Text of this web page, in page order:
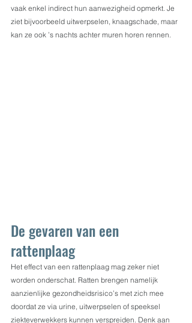
vaak enkel indirect hun aanwezigheid opmerkt. Je
ziet bijvoorbeeld uitwerpselen, knaagschade, maar
kan ze ook ’s nachts achter muren horen rennen.
De gevaren van een
rattenplaag
Het effect van een rattenplaag mag zeker niet
worden onderschat. Ratten brengen namelijk
aanzienlijke gezondheidsrisico’s met zich mee
doordat ze via urine, uitwerpselen of speeksel
ziekteverwekkers kunnen verspreiden. Denk aan